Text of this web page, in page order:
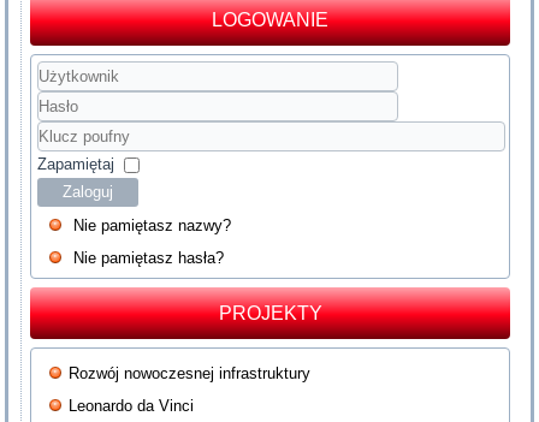
LOGOWANIE
Użytkownik
Hasło
Klucz
poufny
Zapamiętaj
Zaloguj
Nie pamiętasz nazwy?
Nie pamiętasz hasła?
PROJEKTY
Rozwój nowoczesnej infrastruktury
Leonardo da Vinci